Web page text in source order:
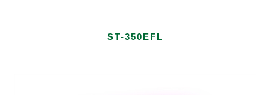
ST-350EFL